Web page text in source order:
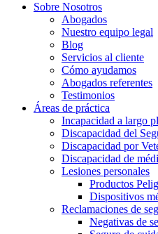
Sobre Nosotros
Abogados
Nuestro equipo legal
Blog
Servicios al cliente
Cómo ayudamos
Abogados referentes
Testimonios
Áreas de práctica
Incapacidad a largo
Discapacidad del
Discapacidad por
Discapacidad de
Lesiones personales
Productos
Dispositivos
Reclamaciones de
Negativas de